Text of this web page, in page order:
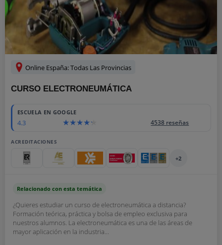
Online España: Todas Las Provincias
CURSO ELECTRONEUMÁTICA
ESCUELA EN GOOGLE
4.3 4538 reseñas
ACREDITACIONES
+2
Relacionado con esta temática
¿Quieres estudiar un curso de electroneumática a distancia?
Formación teórica, práctica y bolsa de empleo exclusiva para
nuestros alumnos. La electroneumática es una de las áreas de
mayor aplicación en la industria...